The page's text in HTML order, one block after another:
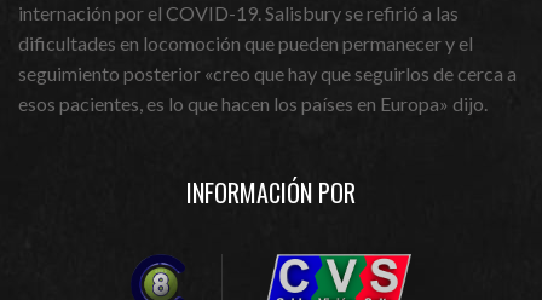
internación por el COVID-19. Salisbury se refirió a las
dificultades en locomoción que pueden permanecer y el
seguimiento posterior «creo que hay que seguirlos de cerca a
esos pacientes, es lo que hacen los países en Europa» dijo.
INFORMACIÓN POR